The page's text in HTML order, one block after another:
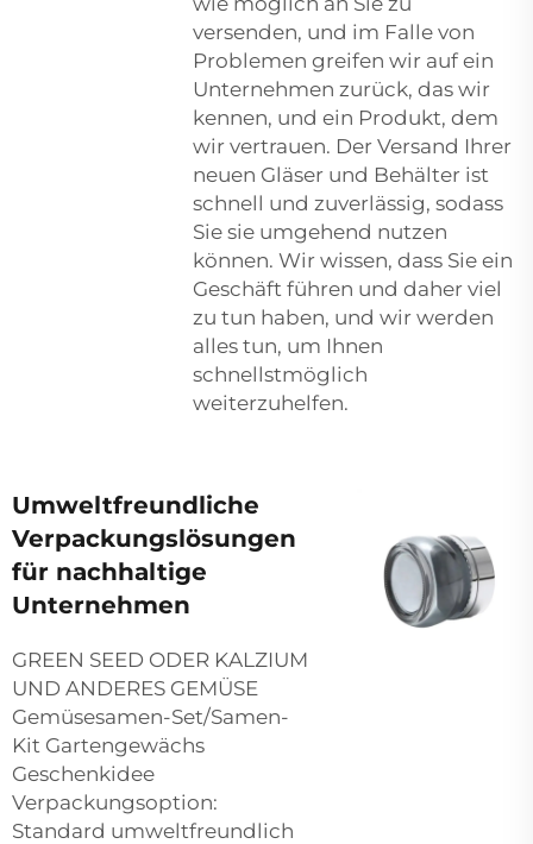
versenden, und im Falle von
Problemen greifen wir auf ein
Unternehmen zurück, das wir
kennen, und ein Produkt, dem
wir vertrauen. Der Versand Ihrer
neuen Gläser und Behälter ist
schnell und zuverlässig, sodass
Sie sie umgehend nutzen
können. Wir wissen, dass Sie ein
Geschäft führen und daher viel
zu tun haben, und wir werden
alles tun, um Ihnen
schnellstmöglich
weiterzuhelfen.
Umweltfreundliche
Verpackungslösungen
für nachhaltige
Unternehmen
GREEN SEED ODER KALZIUM
UND ANDERES GEMÜSE
Gemüsesamen-Set/Samen-
Kit Gartengewächs
Geschenkidee
Verpackungsoption:
Standard umweltfreundlich